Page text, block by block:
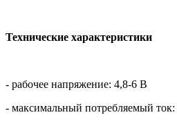
Технические характеристики
- рабочее напряжение: 4,8-6 В
- максимальный потребляемый